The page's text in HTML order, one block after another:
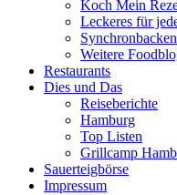
Koch Mein
Leckeres für
Synchronbacken
Weitere
Restaurants
Dies und Das
Reiseberichte
Hamburg
Top Listen
Grillcamp
Sauerteigbörse
Impressum